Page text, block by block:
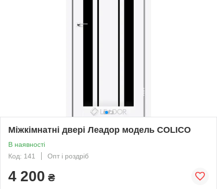
Міжкімнатні двері Леадор модель COLICO
В наявності
Код: 141
Опт і роздріб
4 200 ₴